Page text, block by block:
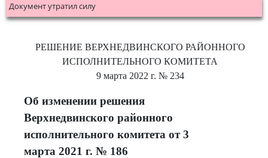
Документ утратил силу
РЕШЕНИЕ ВЕРХНЕДВИНСКОГО РАЙОННОГО
ИСПОЛНИТЕЛЬНОГО КОМИТЕТА
9 марта 2022 г. № 234
Об изменении решения
Верхнедвинского районного
исполнительного комитета от 3
марта 2021 г. № 186